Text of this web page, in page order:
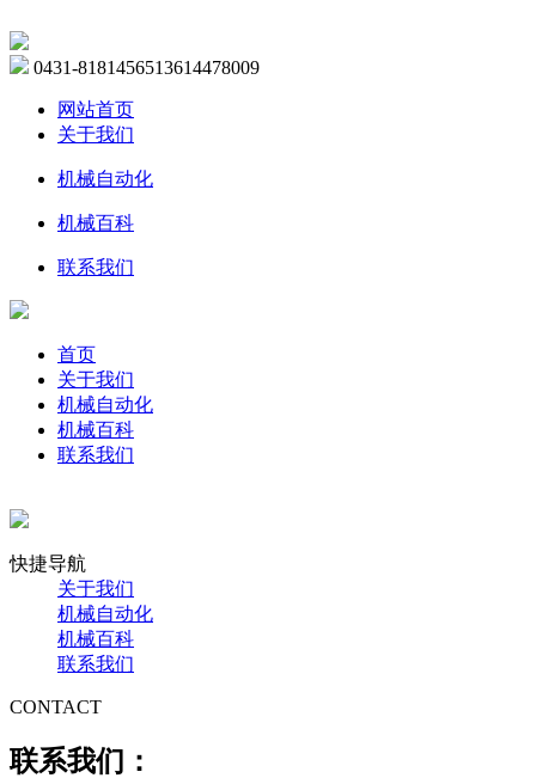
0431-8181456513614478009
网站首页
关于我们
机械自动化
机械百科
联系我们
首页
关于我们
机械自动化
机械百科
联系我们
快捷导航
关于我们
机械自动化
机械百科
联系我们
CONTACT
联系我们：